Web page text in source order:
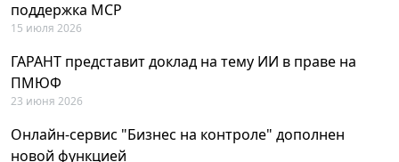
поддержка MCP
15 июля 2026
ГАРАНТ представит доклад на тему ИИ в праве на
ПМЮФ
23 июня 2026
Онлайн-сервис "Бизнес на контроле" дополнен
новой функцией